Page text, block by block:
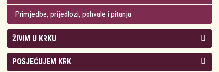
Primjedbe, prijedlozi, pohvale i pitanja
ŽIVIM U KRKU
Kolegij gradonačelnika
POSJEĆUJEM KRK